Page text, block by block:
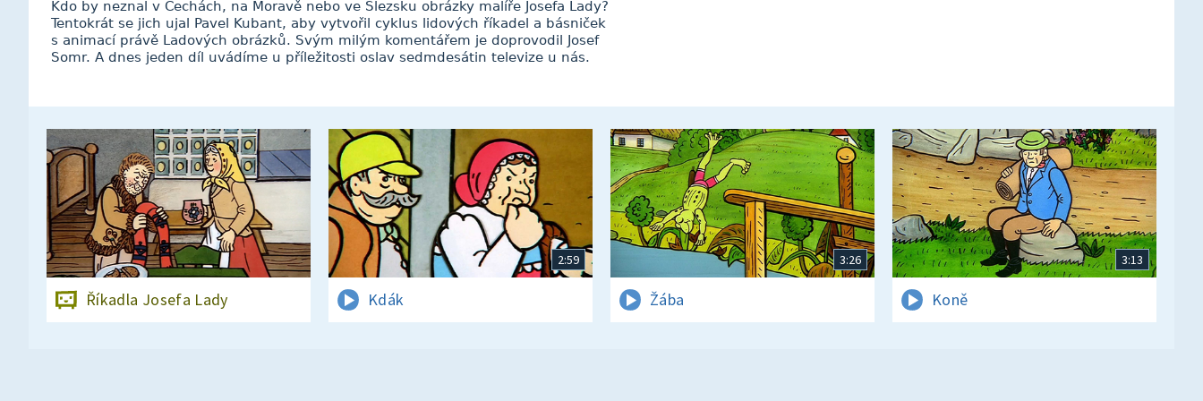
Kdo by neznal v Čechách, na Moravě nebo ve Slezsku obrázky malíře Josefa Lady?
Tentokrát se jich ujal Pavel Kubant, aby vytvořil cyklus lidových říkadel a básniček
s animací právě Ladových obrázků. Svým milým komentářem je doprovodil Josef
Somr. A dnes jeden díl uvádíme u příležitosti oslav sedmdesátin televize u nás.
Říkadla Josefa Lady
2:59
Kdák
3:26
Žába
3:13
Koně